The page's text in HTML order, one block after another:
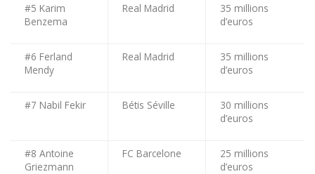
#5 Karim
Benzema
Real Madrid
35 millions
d’euros
#6 Ferland
Mendy
Real Madrid
35 millions
d’euros
#7 Nabil Fekir Bétis Séville
30 millions
d’euros
#8 Antoine
Griezmann
FC Barcelone
25 millions
d’euros